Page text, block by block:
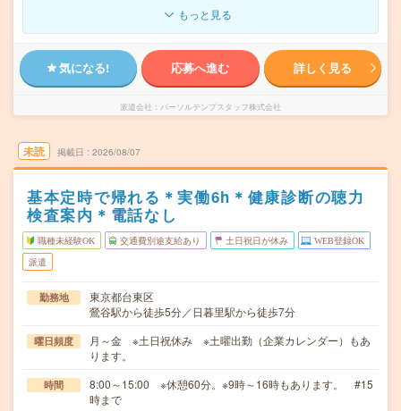
もっと見る
気になる! 応募へ進む 詳しく見る
派遣会社 パーソルテンプスタッフ株式会社
未読 掲載日 2026/08/07
基本定時で帰れる＊実働6h＊健康診断の聴力
検査案内＊電話なし
職種未経験OK 交通費別途支給あり 土日祝日が休み WEB登録OK
派遣
勤務地
東京都台東区
鶯谷駅から徒歩5分／日暮里駅から徒歩7分
曜日頻度
月～金 ※土日祝休み ※土曜出勤（企業カレンダー）もあ
ります。
時間
8:00～15:00 ※休憩60分。※9時～16時もあります。 #15
時まで